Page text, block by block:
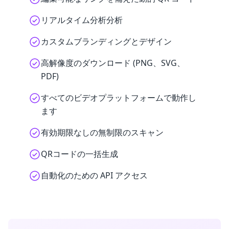
リアルタイム分析分析
カスタムブランディングとデザイン
高解像度のダウンロード (PNG、SVG、
PDF)
すべてのビデオプラットフォームで動作し
ます
有効期限なしの無制限のスキャン
QRコードの一括生成
自動化のための API アクセス